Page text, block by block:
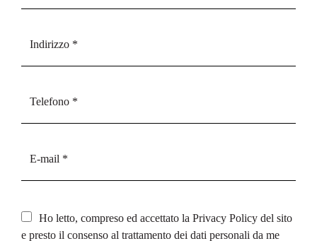
Ho letto, compreso ed accettato la Privacy Policy del sito
e presto il consenso al trattamento dei dati personali da me